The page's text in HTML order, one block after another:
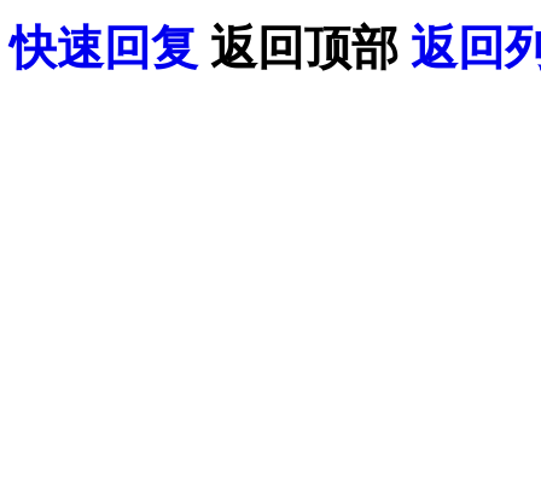
快速回复 返回顶部 返回